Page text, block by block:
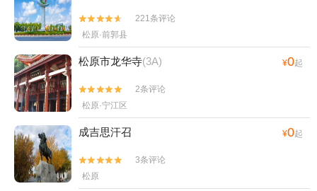


221条评论
松原·前郭县
松原市龙华寺(3A) ¥0起


2条评论
松原·宁江区
成吉思汗召 ¥0起


3条评论
松原